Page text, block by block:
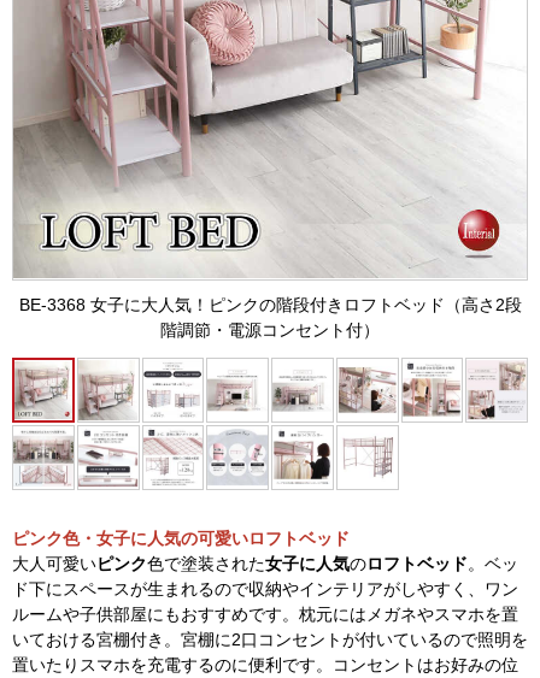
BE-3368 女子に大人気！ピンクの階段付きロフトベッド（高さ2段
階調節・電源コンセント付）
ピンク色・女子に人気の可愛いロフトベッド
大人可愛いピンク色で塗装された女子に人気のロフトベッド。ベッ
ド下にスペースが生まれるので収納やインテリアがしやすく、ワン
ルームや子供部屋にもおすすめです。枕元にはメガネやスマホを置
いておける宮棚付き。宮棚に2口コンセントが付いているので照明を
置いたりスマホを充電するのに便利です。コンセントはお好みの位